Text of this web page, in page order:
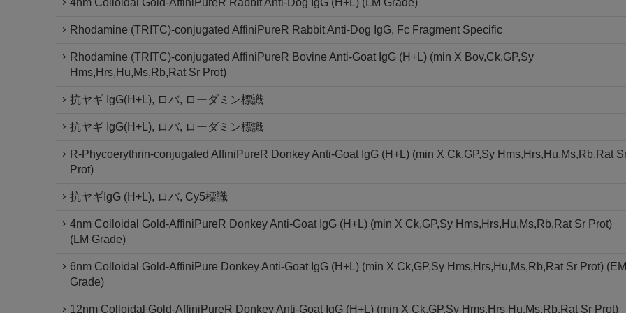
4nm Colloidal Gold-AffiniPureR Rabbit Anti-Dog IgG (H+L) (LM Grade)
Rhodamine (TRITC)-conjugated AffiniPureR Rabbit Anti-Dog IgG, Fc Fragment Specific
Rhodamine (TRITC)-conjugated AffiniPureR Bovine Anti-Goat IgG (H+L) (min X Bov,Ck,GP,Sy
Hms,Hrs,Hu,Ms,Rb,Rat Sr Prot)
抗ヤギ IgG(H+L), ロバ, ローダミン標識
抗ヤギ IgG(H+L), ロバ, ローダミン標識
R-Phycoerythrin-conjugated AffiniPureR Donkey Anti-Goat IgG (H+L) (min X Ck,GP,Sy Hms,Hrs,Hu,Ms,Rb,Rat
Prot)
抗ヤギIgG (H+L), ロバ, Cy5標識
4nm Colloidal Gold-AffiniPureR Donkey Anti-Goat IgG (H+L) (min X Ck,GP,Sy Hms,Hrs,Hu,Ms,Rb,Rat Sr Prot)
(LM Grade)
6nm Colloidal Gold-AffiniPure Donkey Anti-Goat IgG (H+L) (min X Ck,GP,Sy Hms,Hrs,Hu,Ms,Rb,Rat Sr Prot) (EM
Grade)
12nm Colloidal Gold-AffiniPureR Donkey Anti-Goat IgG (H+L) (min X Ck,GP,Sy Hms,Hrs Hu,Ms,Rb,Rat Sr Prot)